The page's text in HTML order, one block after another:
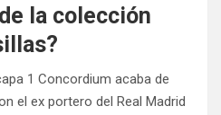
la colección
1 Concordium acaba de
el ex portero del Real Madrid